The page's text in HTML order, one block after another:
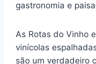
gastronomia e
As Rotas do Vinho
vinícolas
são um verdadeiro